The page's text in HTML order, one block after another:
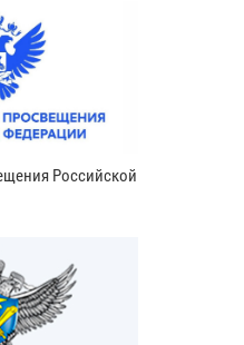
Российской